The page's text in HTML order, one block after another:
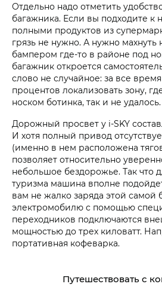
Отдельно надо отметить
багажника. Если вы подходите к
полными продуктов из
грязь не нужно. А нужно махнуть
бампером где-то в районе под
багажник откроется
слово не случайное: за все
процентов локализовать зону,
носком ботинка, так и не удалось.
Дорожный просвет у i‑SKY
И хотя полный привод
(именно в нем расположена
позволяет относительно
небольшое бездорожье. Так что
туризма машина вполне
вам не жалко заряда этой самой
электромобилю с помощью
переходников подключаются
мощностью до трех киловатт.
портативная кофеварка.
Путешествовать с